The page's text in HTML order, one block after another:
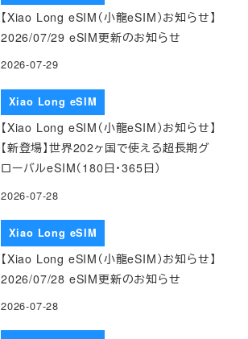
【Xiao Long eSIM（小龍eSIM）お知らせ】
2026/07/29 eSIM更新のお知らせ
2026-07-29
Xiao Long eSIM
【Xiao Long eSIM（小龍eSIM）お知らせ】
【新登場】世界202ヶ国で使える超長期グ
ローバルeSIM（180日・365日）
2026-07-28
Xiao Long eSIM
【Xiao Long eSIM（小龍eSIM）お知らせ】
2026/07/28 eSIM更新のお知らせ
2026-07-28